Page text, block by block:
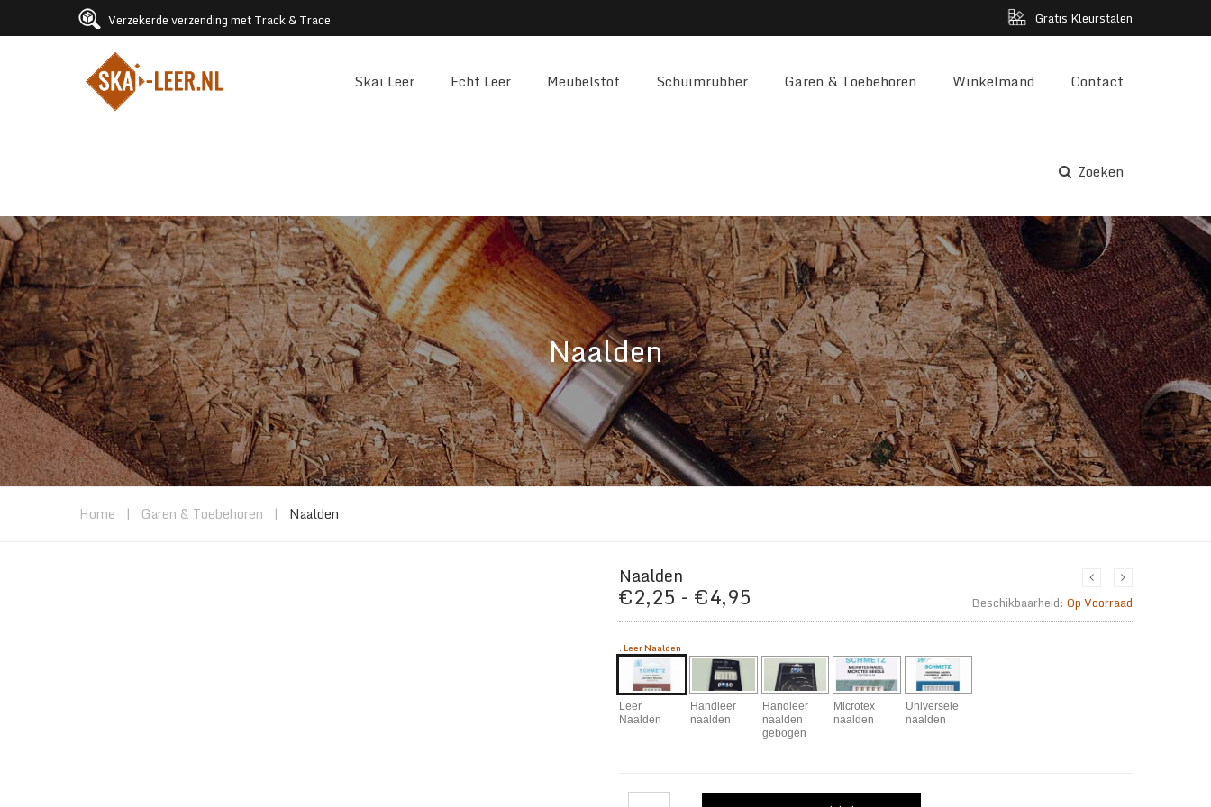
Verzekerde verzending met Track & Trace Gratis Kleurstalen
Skai Leer Echt Leer Meubelstof Schuimrubber Garen & Toebehoren Winkelmand Contact
Zoeken
Naalden
Home | Garen & Toebehoren | Naalden
Naalden
€2,25 - €4,95
€2,25
tot
€4,95
Beschikbaarheid: Op Voorraad
:Leer Naalden
Leer
Naalden
Handleer
naalden
Handleer
naalden
gebogen
Microtex
naalden
Universele
naalden